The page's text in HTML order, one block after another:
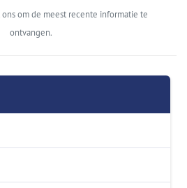
ons om de meest recente informatie te
ontvangen.